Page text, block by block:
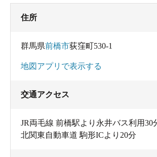
住所
群馬県前橋市荻窪町530-1
地図アプリで表示する
交通アクセス
JR両毛線 前橋駅より永井バス利用30
北関東自動車道 駒形ICより20分